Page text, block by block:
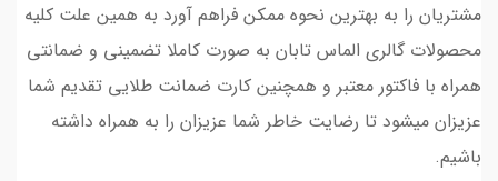
مشتریان را به بهترین نحوه ممکن فراهم آورد به همین علت کلیه
محصولات گالری الماس تابان به صورت کاملا تضمینی و ضمانتی
همراه با فاکتور معتبر و همچنین کارت ضمانت طلایی تقدیم شما
عزیزان میشود تا رضایت خاطر شما عزیزان را به همراه داشته
باشیم.